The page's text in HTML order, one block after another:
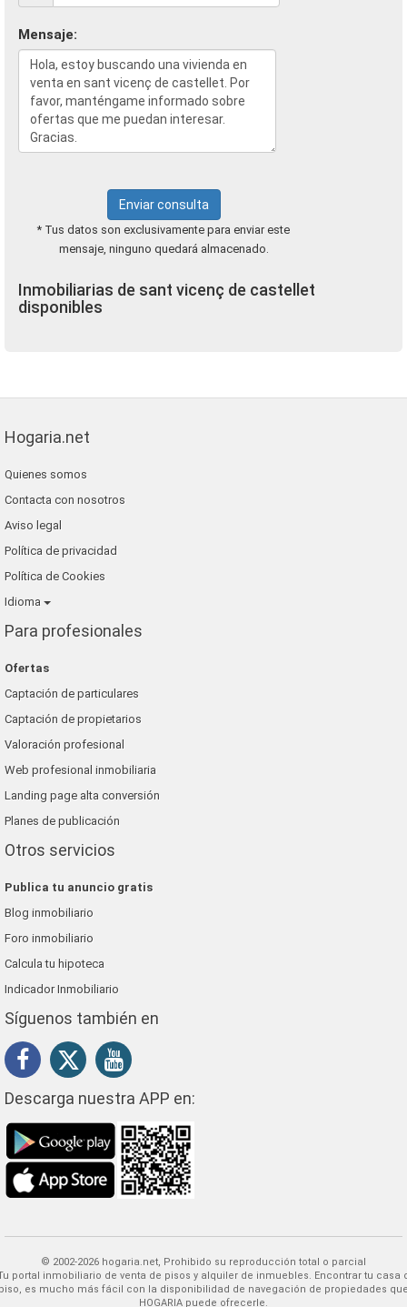
Mensaje:
Enviar consulta
* Tus datos son exclusivamente para enviar este
mensaje, ninguno quedará almacenado.
Inmobiliarias de sant vicenç de castellet
disponibles
Hogaria.net
Quienes somos
Contacta con nosotros
Aviso legal
Política de privacidad
Política de Cookies
Idioma
Para profesionales
Ofertas
Captación de particulares
Captación de propietarios
Valoración profesional
Web profesional inmobiliaria
Landing page alta conversión
Planes de publicación
Otros servicios
Publica tu anuncio gratis
Blog inmobiliario
Foro inmobiliario
Calcula tu hipoteca
Indicador Inmobiliario
Síguenos también en
Descarga nuestra APP en:
© 2002-2026 hogaria.net, Prohibido su reproducción total o parcial
Encontrar tu casa o
es mucho más fácil con la disponibilidad de navegación de propiedades
HOGARIA puede ofrecerle.